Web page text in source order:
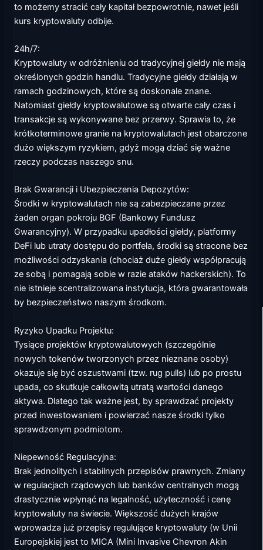
to możemy stracić cały kapitał bezpowrotnie, nawet jeśli
kurs kryptowaluty odbije.
24h/7:
Kryptowaluty w odróżnieniu od tradycyjnej giełdy nie mają
określonych godzin handlu. Tradycyjne giełdy działają w
ramach godzinowych, które są doskonale znane.
Natomiast giełdy kryptowalutowe są otwarte cały czas i
transakcje są wykonywane bez przerwy. Sprawia to, że
krótkoterminowe granie na kryptowalutach jest obarczone
dużo większym ryzykiem, gdyż mogą dziać się ważne
rzeczy podczas naszego snu.
Brak Gwarancji i Ubezpieczenia Depozytów:
Środki w kryptowalutach nie są zabezpieczane przez
żaden organ pokroju BGF (Bankowy Fundusz
Gwarancyjny). W przypadku upadłości giełdy, platformy
DeFi lub utraty dostępu do portfela, środki są stracone bez
możliwości odzyskania (chociaż duże giełdy współpracują
ze sobą i pomagają sobie w razie ataków hackerskich). To
nie istnieje scentralizowana instytucja, która gwarantowała
by bezpieczeństwo naszym środkom.
Ryzyko Upadku Projektu:
Tysiące projektów kryptowalutowych (szczególnie
nowych tokenów tworzonych przez nieznane osoby)
okazuje się być oszustwami (tzw. rug pulls) lub po prostu
upada, co skutkuje całkowitą utratą wartości danego
aktywa. Dlatego tak ważne jest, by sprawdzać projekty
przed inwestowaniem i powierzać nasze środki tylko
sprawdzonym podmiotom.
Niepewność Regulacyjna:
Brak jednolitych i stabilnych przepisów prawnych. Zmiany
w regulacjach rządowych lub banków centralnych mogą
drastycznie wpłynąć na legalność, użyteczność i cenę
kryptowaluty na świecie. Większość dużych krajów
wprowadza już przepisy regulujące kryptowaluty (w Unii
Europejskiej jest to MICA (Mini Invasive Chevron Akin